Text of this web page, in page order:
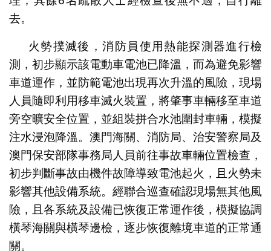
去。
火勢撲滅後，消防員使用熱能探測器進行檢
測，初步顯示該電動車電池已降溫，而為避免影響
車道運作，並防範電池出現再次升溫的風險，現場
人員隨即利用移車滅火裝置，將肇事車輛移至車道
旁空曠安全位置，並組裝拼合水池圍封車輛，模擬
注水浸泡降溫。澳門海關、消防局、治安警察局及
澳門保安部隊事務局人員前往事故車輛位置檢查，
初步判斷事故由機件故障導致電池起火，且火勢未
影響其他設備系統。經聯合巡查確認現場無其他風
險，且各系統及設備已恢復正常運作後，模擬協調
橫琴海關與橫琴邊檢，逐步恢復離境車道的正常通
關。